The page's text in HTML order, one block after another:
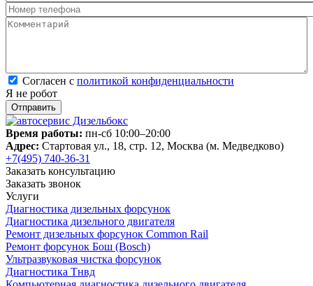
Номер телефона
Комментарий
Согласен с политикой конфиденциальности*
Согласен с политикой конфиденциальности
Я не робот
Время работы: пн-сб 10:00–20:00
Адрес: Стартовая ул., 18, стр. 12, Москва (м. Медведково)
+7(495) 740-36-31
Заказать консультацию
Заказать звонок
Услуги
Диагностика дизельных форсунок
Диагностика дизельного двигателя
Ремонт дизельных форсунок Common Rail
Ремонт форсунок Бош (Bosch)
Ультразвуковая чистка форсунок
Диагностика Тнвд